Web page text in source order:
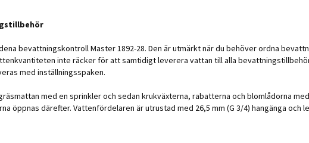
bevattningskontroll Master 1892-28. Den är utmärkt när du behöver ordna
inte räcker för att samtidigt leverera vattan till alla
med inställningsspaken.
med en sprinkler och sedan krukväxterna, rabatterna och blomlådorna
öppnas därefter. Vattenfördelaren är utrustad med 26,5 mm (G 3/4) hangänga och